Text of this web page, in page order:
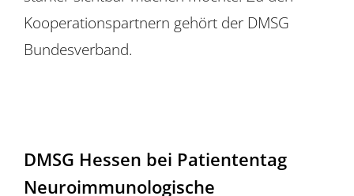
Kooperationspartnern gehört der DMSG
Bundesverband.
DMSG Hessen bei Patiententag
Neuroimmunologische